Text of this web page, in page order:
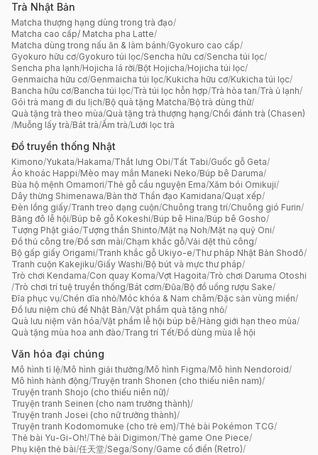
Trà Nhật Bản
Matcha thượng hạng dùng trong trà đạo/
Matcha cao cấp/ Matcha pha Latte/
Matcha dùng trong nấu ăn & làm bánh/Gyokuro cao cấp/
Gyokuro hữu cơ/Gyokuro túi lọc/Sencha hữu cơ/Sencha túi lọc/
Sencha pha lạnh/Hojicha lá rời/Bột Hojicha/Hojicha túi lọc/
Genmaicha hữu cơ/Genmaicha túi lọc/Kukicha hữu cơ/Kukicha túi lọc/
Bancha hữu cơ/Bancha túi lọc/Trà túi lọc hỗn hợp/Trà hòa tan/Trà ủ lạnh/
Gói trà mang đi du lịch/Bộ quà tặng Matcha/Bộ trà dùng thử/
Quà tặng trà theo mùa/Quà tặng trà thượng hạng/Chổi đánh trà (Chasen)
/Muỗng lấy trà/Bát trà/Ấm trà/Lưới lọc trà
Đồ truyền thống Nhật
Kimono/Yukata/Hakama/Thắt lưng Obi/Tất Tabi/Guốc gỗ Geta/
Áo khoác Happi/Mèo may mắn Maneki Neko/Búp bê Daruma/
Bùa hộ mệnh Omamori/Thẻ gỗ cầu nguyện Ema/Xăm bói Omikuji/
Dây thừng Shimenawa/Bàn thờ Thần đạo Kamidana/Quạt xếp/
Đèn lồng giấy/Tranh treo dạng cuộn/Chuông trang trí/Chuông gió Furin/
Băng đô lễ hội/Búp bê gỗ Kokeshi/Búp bê Hina/Búp bê Gosho/
Tượng Phật giáo/Tượng thần Shinto/Mặt nạ Noh/Mặt nạ quỷ Oni/
Đồ thủ công tre/Đồ sơn mài/Chạm khắc gỗ/Vải dệt thủ công/
Bộ gấp giấy Origami/Tranh khắc gỗ Ukiyo-e/Thư pháp Nhật Bản Shodō/
Tranh cuộn Kakejiku/Giấy Washi/Bộ bút và mực thư pháp/
Trò chơi Kendama/Con quay Koma/Vợt Hagoita/Trò chơi Daruma Otoshi
/Trò chơi trí tuệ truyền thống/Bát cơm/Đũa/Bộ đồ uống rượu Sake/
Đĩa phục vụ/Chén dĩa nhỏ/Móc khóa & Nam châm/Đặc sản vùng miền/
Đồ lưu niệm chủ đề Nhật Bản/Vật phẩm quà tặng nhỏ/
Quà lưu niệm văn hóa/Vật phẩm lễ hội búp bê/Hàng giới hạn theo mùa/
Quà tặng mùa hoa anh đào/Trang trí Tết/Đồ dùng mùa lễ hội
Văn hóa đại chúng
Mô hình tỉ lệ/Mô hình giải thưởng/Mô hình Figma/Mô hình Nendoroid/
Mô hình hành động/Truyện tranh Shonen (cho thiếu niên nam)/
Truyện tranh Shojo (cho thiếu niên nữ)/
Truyện tranh Seinen (cho nam trưởng thành)/
Truyện tranh Josei (cho nữ trưởng thành)/
Truyện tranh Kodomomuke (cho trẻ em)/Thẻ bài Pokémon TCG/
Thẻ bài Yu-Gi-Oh!/Thẻ bài Digimon/Thẻ game One Piece/
Phụ kiện thẻ bài/任天堂/Sega/Sony/Game cổ điển (Retro)/